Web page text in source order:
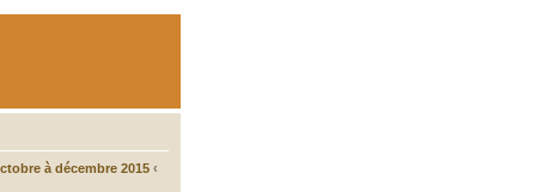
à décembre 2015 ‹